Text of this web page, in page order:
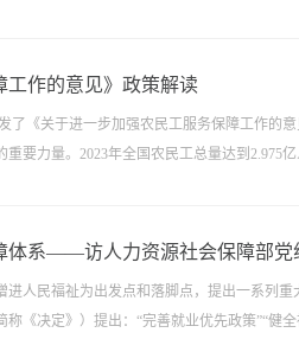
工作的意见》政策解读
了《关于进一步加强农民工服务保障工作的
要力量。2023年全国农民工总量达到2.975
体系——访人力资源社会保障部党
人民福祉为出发点和落脚点，提出一系列
《决定》）提出：“完善就业优先政策”“健